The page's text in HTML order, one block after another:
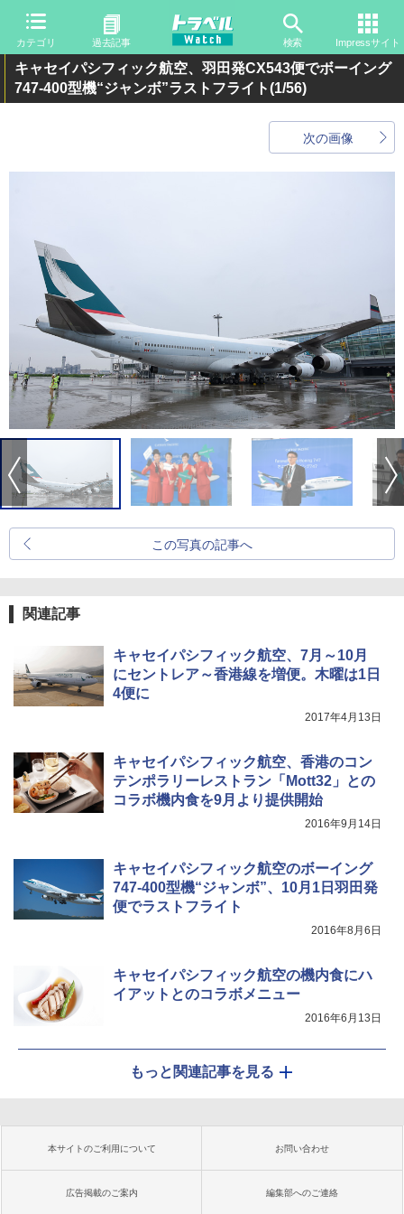
カテゴリ 過去記事 検索 Impressサイト
キャセイパシフィック航空、羽田発CX543便でボーイング
747-400型機“ジャンボ”ラストフライト(1/56)
次の画像
この写真の記事へ
関連記事
キャセイパシフィック航空、7月～10月
にセントレア～香港線を増便。木曜は1日
4便に
2017年4月13日
キャセイパシフィック航空、香港のコン
テンポラリーレストラン「Mott32」との
コラボ機内食を9月より提供開始
2016年9月14日
キャセイパシフィック航空のボーイング
747-400型機“ジャンボ”、10月1日羽田発
便でラストフライト
2016年8月6日
キャセイパシフィック航空の機内食にハ
イアットとのコラボメニュー
2016年6月13日
もっと関連記事を見る
本サイトのご利用について お問い合わせ
広告掲載のご案内 編集部へのご連絡